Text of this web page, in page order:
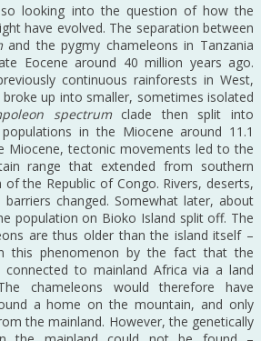
looking into the question of how the
have evolved. The separation between
and the pygmy chameleons in Tanzania
Eocene around 40 million years ago.
continuous rainforests in West,
up into smaller, sometimes isolated
spectrumclade then split into
in the Miocene around 11.1
Miocene, tectonic movements led to the
range that extended from southern
the Republic of Congo. Rivers, deserts,
changed. Somewhat later, about
population on Bioko Island split off. The
are thus older than the island itself –
this phenomenon by the fact that the
to mainland Africa via a land
chameleons would therefore have
a home on the mountain, and only
the mainland. However, the genetically